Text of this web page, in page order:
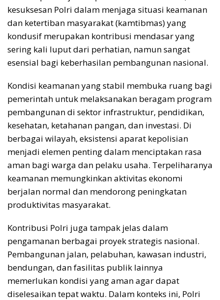
kesuksesan Polri dalam menjaga situasi keamanan
dan ketertiban masyarakat (kamtibmas) yang
kondusif merupakan kontribusi mendasar yang
sering kali luput dari perhatian, namun sangat
esensial bagi keberhasilan pembangunan nasional.
Kondisi keamanan yang stabil membuka ruang bagi
pemerintah untuk melaksanakan beragam program
pembangunan di sektor infrastruktur, pendidikan,
kesehatan, ketahanan pangan, dan investasi. Di
berbagai wilayah, eksistensi aparat kepolisian
menjadi elemen penting dalam menciptakan rasa
aman bagi warga dan pelaku usaha. Terpeliharanya
keamanan memungkinkan aktivitas ekonomi
berjalan normal dan mendorong peningkatan
produktivitas masyarakat.
Kontribusi Polri juga tampak jelas dalam
pengamanan berbagai proyek strategis nasional.
Pembangunan jalan, pelabuhan, kawasan industri,
bendungan, dan fasilitas publik lainnya
memerlukan kondisi yang aman agar dapat
diselesaikan tepat waktu. Dalam konteks ini, Polri